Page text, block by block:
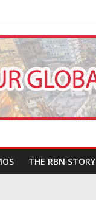
of Justice
THE RBN STORY